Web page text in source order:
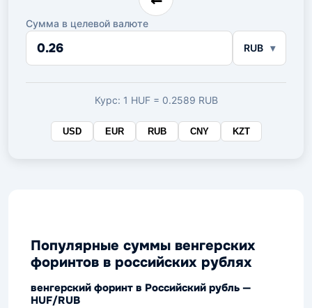
Сумма в целевой валюте
Сумма
целевой
валюте
RUB
Курс: 1 HUF = 0.2589 RUB
USD EUR RUB CNY KZT
Популярные суммы венгерских
форинтов в российских рублях
венгерский форинт в Российский рубль —
HUF/RUB